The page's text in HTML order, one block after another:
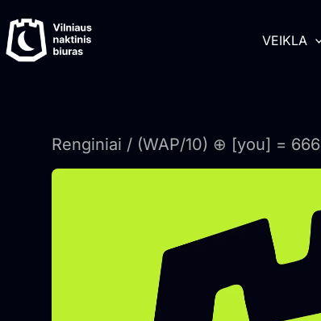
prie
turinio
VEIKLA
Renginiai / (WAP/10) ⊕ [you] = 666